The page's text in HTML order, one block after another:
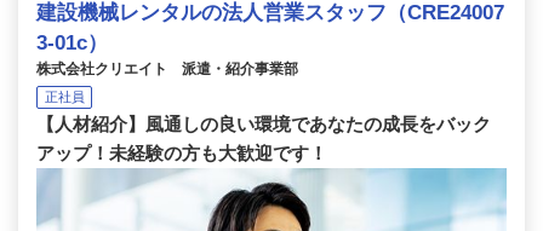
建設機械レンタルの法人営業スタッフ（CRE24007
3-01c）
株式会社クリエイト 派遣・紹介事業部
正社員
【人材紹介】風通しの良い環境であなたの成長をバック
アップ！未経験の方も大歓迎です！